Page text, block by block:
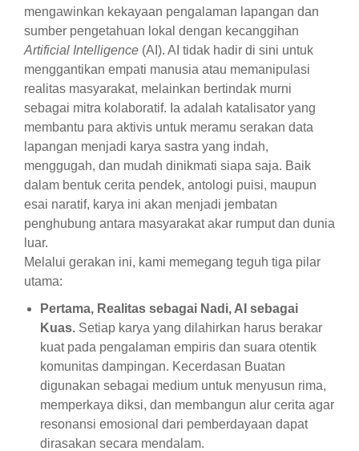
mengawinkan kekayaan pengalaman lapangan dan
sumber pengetahuan lokal dengan kecanggihan
Artificial Intelligence (AI). AI tidak hadir di sini untuk
menggantikan empati manusia atau memanipulasi
realitas masyarakat, melainkan bertindak murni
sebagai mitra kolaboratif. Ia adalah katalisator yang
membantu para aktivis untuk meramu serakan data
lapangan menjadi karya sastra yang indah,
menggugah, dan mudah dinikmati siapa saja. Baik
dalam bentuk cerita pendek, antologi puisi, maupun
esai naratif, karya ini akan menjadi jembatan
penghubung antara masyarakat akar rumput dan dunia
luar.
Melalui gerakan ini, kami memegang teguh tiga pilar
utama:
Pertama, Realitas sebagai Nadi, AI sebagai
Kuas. Setiap karya yang dilahirkan harus berakar
kuat pada pengalaman empiris dan suara otentik
komunitas dampingan. Kecerdasan Buatan
digunakan sebagai medium untuk menyusun rima,
memperkaya diksi, dan membangun alur cerita agar
resonansi emosional dari pemberdayaan dapat
dirasakan secara mendalam.